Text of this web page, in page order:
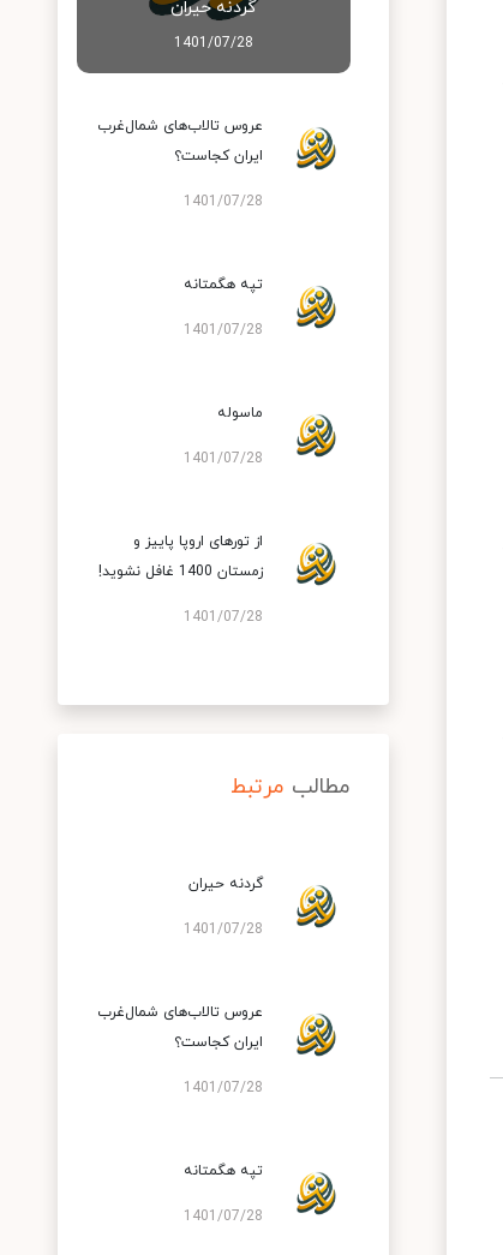
گردنه حیران
1401/07/28
عروس تالاب‌های شمال‌غرب
ایران کجاست؟
1401/07/28
تپه هگمتانه
1401/07/28
ماسوله
1401/07/28
از تورهای اروپا پاییز و
زمستان 1400 غافل نشوید!
1401/07/28
مطالب مرتبط
گردنه حیران
1401/07/28
عروس تالاب‌های شمال‌غرب
ایران کجاست؟
1401/07/28
تپه هگمتانه
1401/07/28